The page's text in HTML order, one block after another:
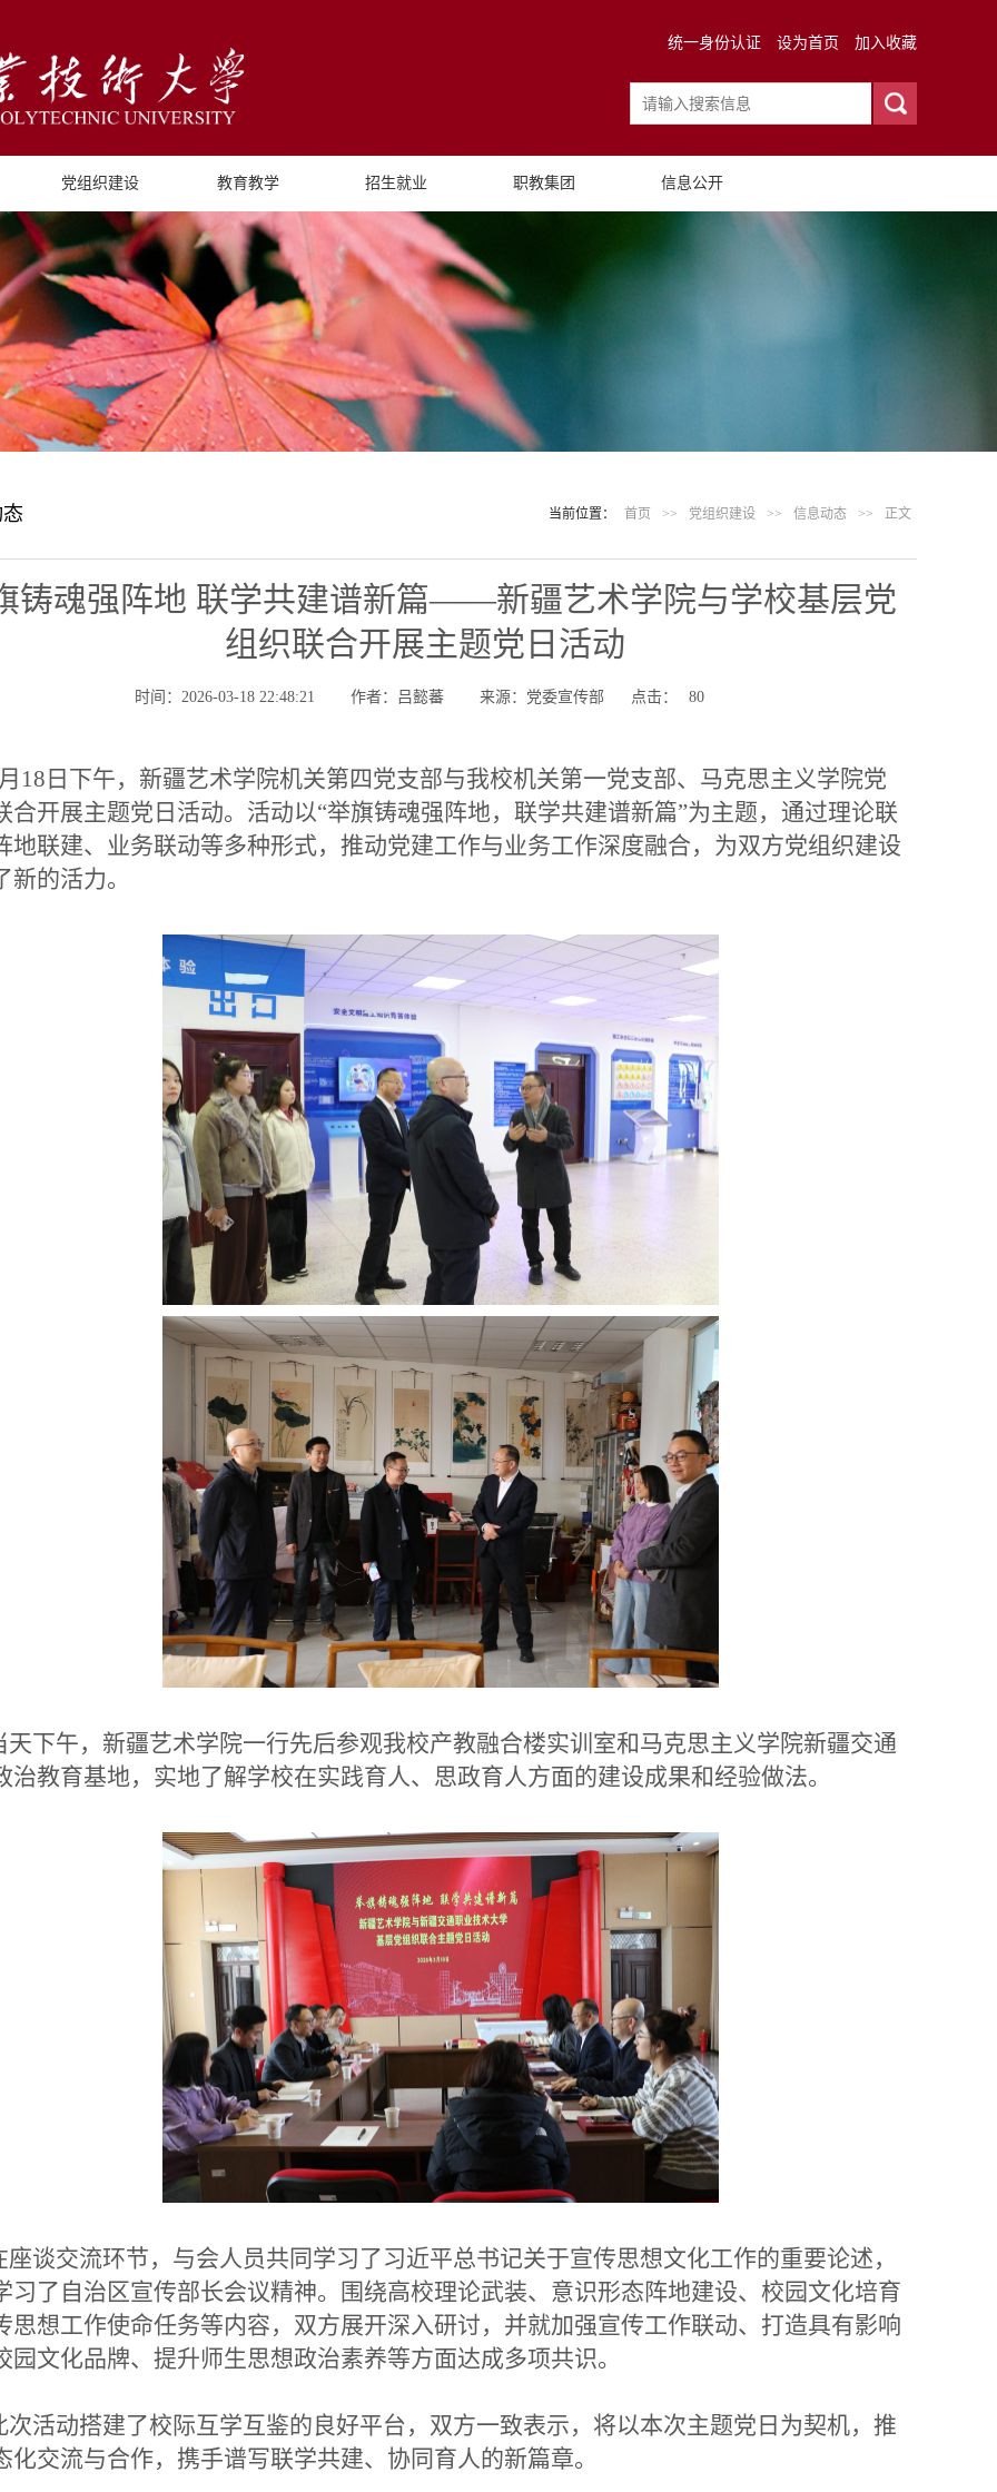
统一身份认证 设为首页 加入收藏
党组织建设 教育教学 招生就业 职教集团 信息公开
当前位置： 首页 >> 党组织建设 >> 信息动态 >> 正文
铸魂强阵地 联学共建谱新篇——新疆艺术学院与学校基层党
组织联合开展主题党日活动
时间：2026-03-18 22:48:21 作者：吕懿蕃 来源：党委宣传部 点击： 80
18日下午，新疆艺术学院机关第四党支部与我校机关第一党支部、马克思主义学院党
合开展主题党日活动。活动以“举旗铸魂强阵地，联学共建谱新篇”为主题，通过理论联
地联建、业务联动等多种形式，推动党建工作与业务工作深度融合，为双方党组织建设
新的活力。
下午，新疆艺术学院一行先后参观我校产教融合楼实训室和马克思主义学院新疆交通
治教育基地，实地了解学校在实践育人、思政育人方面的建设成果和经验做法。
谈交流环节，与会人员共同学习了习近平总书记关于宣传思想文化工作的重要论述，
习了自治区宣传部长会议精神。围绕高校理论武装、意识形态阵地建设、校园文化培育
思想工作使命任务等内容，双方展开深入研讨，并就加强宣传工作联动、打造具有影响
园文化品牌、提升师生思想政治素养等方面达成多项共识。
活动搭建了校际互学互鉴的良好平台，双方一致表示，将以本次主题党日为契机，推
化交流与合作，携手谱写联学共建、协同育人的新篇章。